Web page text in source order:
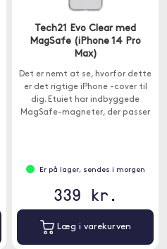
Tech21 Evo Clear med
MagSafe (iPhone 14 Pro
Max)
Det er nemt at se, hvorfor dette
er det rigtige iPhone -cover til
dig. Etuiet har indbyggede
MagSafe-magneter, der passer
Er på lager, sendes i morgen
339 kr.
Læg i varekurven